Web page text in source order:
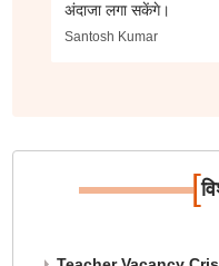
अंदाजा लगा सकेंगे।
Santosh Kumar
[